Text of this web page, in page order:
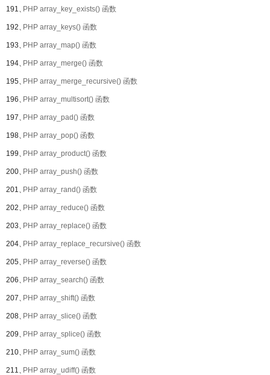
191、PHP array_key_exists() 函数
192、PHP array_keys() 函数
193、PHP array_map() 函数
194、PHP array_merge() 函数
195、PHP array_merge_recursive() 函数
196、PHP array_multisort() 函数
197、PHP array_pad() 函数
198、PHP array_pop() 函数
199、PHP array_product() 函数
200、PHP array_push() 函数
201、PHP array_rand() 函数
202、PHP array_reduce() 函数
203、PHP array_replace() 函数
204、PHP array_replace_recursive() 函数
205、PHP array_reverse() 函数
206、PHP array_search() 函数
207、PHP array_shift() 函数
208、PHP array_slice() 函数
209、PHP array_splice() 函数
210、PHP array_sum() 函数
211、PHP array_udiff() 函数